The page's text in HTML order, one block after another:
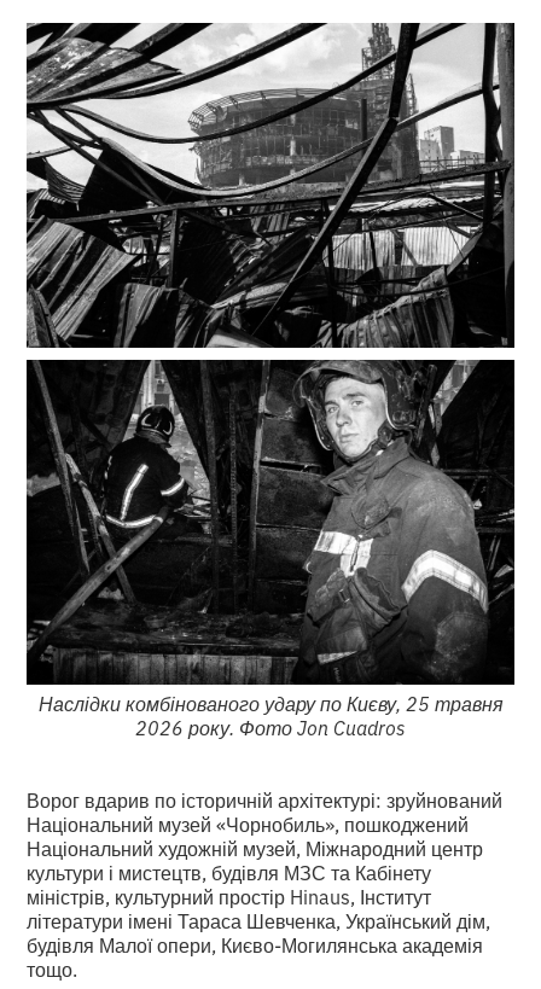
Наслідки комбінованого удару по Києву, 25 травня
2026 року. Фото Jon Cuadros
Ворог вдарив по історичній архітектурі: зруйнований
Національний музей «Чорнобиль», пошкоджений
Національний художній музей, Міжнародний центр
культури і мистецтв, будівля МЗС та Кабінету
міністрів, культурний простір Hinaus, Інститут
літератури імені Тараса Шевченка, Український дім,
будівля Малої опери, Києво-Могилянська академія
тощо.